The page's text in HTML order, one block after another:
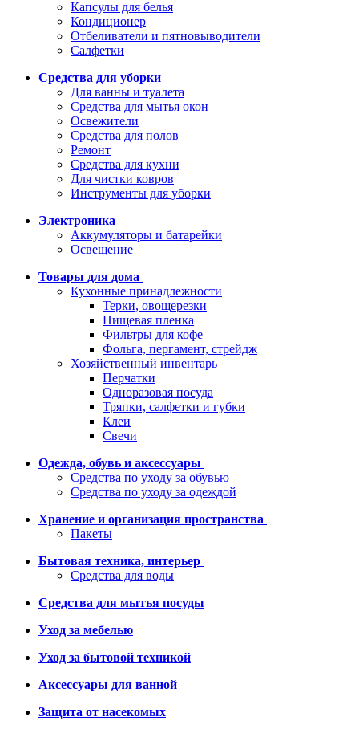
Капсулы для белья
Кондиционер
Отбеливатели и пятновыводители
Салфетки
Средства для уборки
Для ванны и туалета
Средства для мытья окон
Освежители
Средства для полов
Ремонт
Средства для кухни
Для чистки ковров
Инструменты для уборки
Электроника
Аккумуляторы и батарейки
Освещение
Товары для дома
Кухонные принадлежности
Терки, овощерезки
Пищевая пленка
Фильтры для кофе
Фольга, пергамент, стрейдж
Хозяйственный инвентарь
Перчатки
Одноразовая посуда
Тряпки, салфетки и губки
Клеи
Свечи
Одежда, обувь и аксессуары
Средства по уходу за обувью
Средства по уходу за одеждой
Хранение и организация пространства
Пакеты
Бытовая техника, интерьер
Средства для воды
Средства для мытья посуды
Уход за мебелью
Уход за бытовой техникой
Аксессуары для ванной
Защита от насекомых